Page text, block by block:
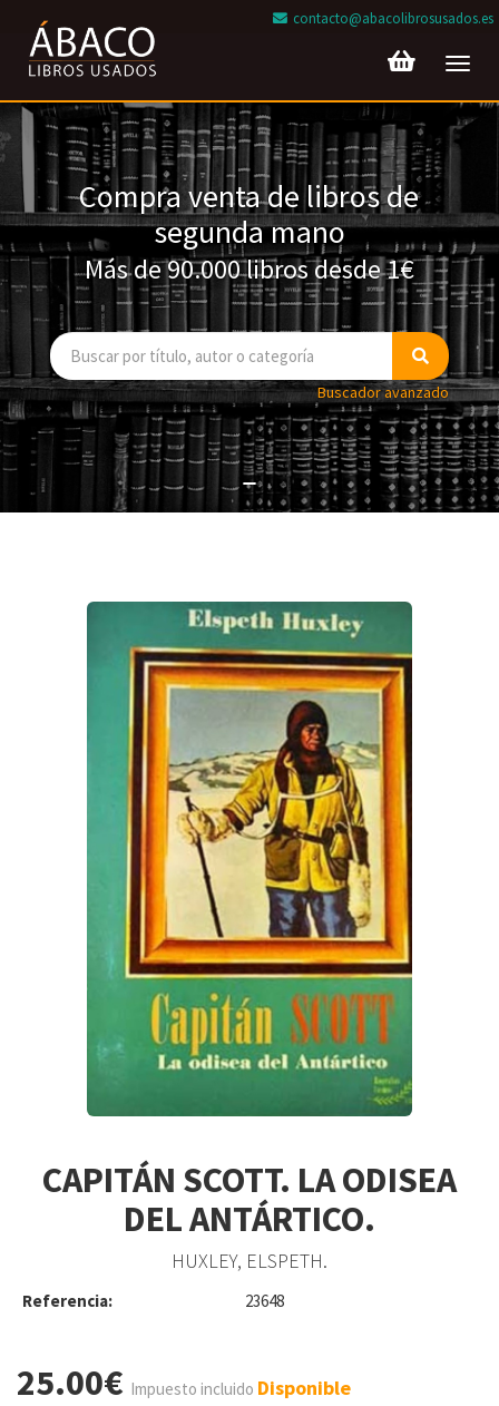
contacto@abacolibrosusados.es
Compra venta de libros de
segunda mano
Más de 90.000 libros desde 1€
Buscador avanzado
CAPITÁN SCOTT. LA ODISEA
DEL ANTÁRTICO.
HUXLEY, ELSPETH.
Referencia: 23648
25.00€ Impuesto incluido Disponible